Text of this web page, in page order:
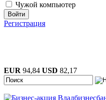
Чужой компьютер
Войти
Регистрация
EUR 94,84 USD 82,17